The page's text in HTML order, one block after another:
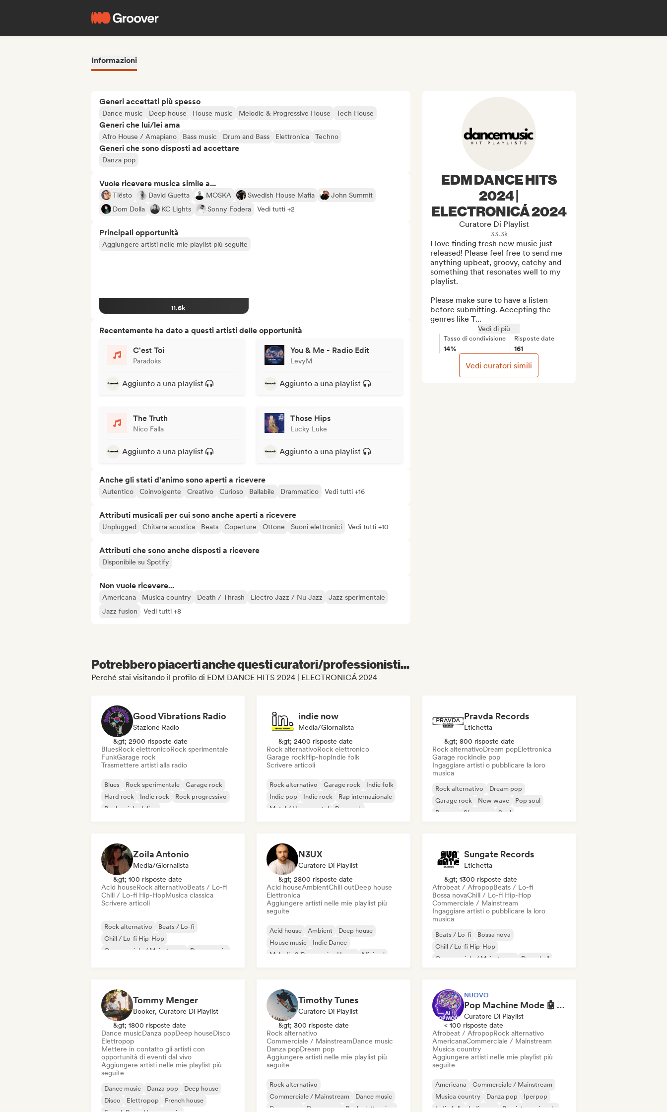
Informazioni
Generi accettati più spesso
Dance music Deep house House music Melodic & Progressive House Tech House
Generi che lui/lei ama
Afro House / Amapiano Bass music Drum and Bass Elettronica Techno
Generi che sono disposti ad accettare
Danza pop
Vuole ricevere musica simile a...
Tiësto David Guetta MOSKA Swedish House Mafia
John Summit
Dom Dolla
KC Lights Sonny Fodera Vedi tutti +2
Principali opportunità
Aggiungere artisti nelle mie playlist più seguite
11.6k
Recentemente ha dato a questi artisti delle opportunità
C'est Toi
Paradoks
Aggiunto a una playlist
You & Me - Radio Edit
LevyM
Aggiunto a una playlist
The Truth
Nico Falla
Aggiunto a una playlist
Those Hips
Lucky Luke
Aggiunto a una playlist
Anche gli stati d'animo sono aperti a ricevere
Autentico Coinvolgente Creativo Curioso Ballabile Drammatico Vedi tutti +16
Attributi musicali per cui sono anche aperti a ricevere
Unplugged Chitarra acustica Beats Coperture Ottone Suoni elettronici Vedi tutti +10
Attributi che sono anche disposti a ricevere
Disponibile su Spotify
Non vuole ricevere...
Americana Musica country Death / Thrash Electro Jazz / Nu Jazz
Jazz sperimentale
Jazz fusion
Vedi tutti +8
EDM DANCE HITS
2024 |
ELECTRONICÁ 2024
Curatore Di Playlist
33.3k
I love finding fresh new music just
released! Please feel free to send me
anything upbeat, groovy, catchy and
something that resonates well to my
playlist.
Please make sure to have a listen
before submitting. Accepting the
genres like T...
Vedi di più
Tasso di condivisione
14%
Risposte date
161
Vedi curatori simili
Potrebbero piacerti anche questi curatori/professionisti...
Perché stai visitando il profilo di EDM DANCE HITS 2024 | ELECTRONICÁ 2024
Good Vibrations Radio
Stazione Radio
&gt; 2900 risposte date
BluesRock elettronicoRock sperimentale
FunkGarage rock
Trasmettere artisti alla radio
Blues Rock sperimentale
Garage rock
Hard rock
Indie rock
Rock progressivo
Rock psichedelico
indie now
Media/Giornalista
&gt; 2400 risposte date
Rock alternativoRock elettronico
Garage rockHip-hopIndie folk
Scrivere articoli
Rock alternativo Garage rock
Indie folk
Indie pop
Indie rock
Rap internazionale
Metal / Heavy metal
Pop rock
Pravda Records
Etichetta
&gt; 800 risposte date
Rock alternativoDream popElettronica
Garage rockIndie pop
Ingaggiare artisti o pubblicare la loro
musica
Rock alternativo
Dream pop
Garage rock
New wave
Pop soul
Reggae
Shoegaze Soul
Zoila Antonio
Media/Giornalista
&gt; 100 risposte date
Acid houseRock alternativoBeats / Lo-fi
Chill / Lo-fi Hip-HopMusica classica
Scrivere articoli
Rock alternativo
Beats / Lo-fi
Chill / Lo-fi Hip-Hop
Commerciale / Mainstream
Dance music
N3UX
Curatore Di Playlist
&gt; 2800 risposte date
Acid houseAmbientChill outDeep house
Elettronica
Aggiungere artisti nelle mie playlist più
seguite
Acid house Ambient
Deep house
House music
Indie Dance
Melodic & Progressive House
Minimal
Sungate Records
Etichetta
&gt; 1300 risposte date
Afrobeat / AfropopBeats / Lo-fi
Bossa novaChill / Lo-fi Hip-Hop
Commerciale / Mainstream
Ingaggiare artisti o pubblicare la loro
musica
Beats / Lo-fi
Bossa nova
Chill / Lo-fi Hip-Hop
Commerciale / Mainstream
Dancehall
Tommy Menger
Booker, Curatore Di Playlist
&gt; 1800 risposte date
Dance musicDanza popDeep houseDisco
Elettropop
Mettere in contatto gli artisti con
opportunità di eventi dal vivo
Aggiungere artisti nelle mie playlist più
seguite
Dance music Danza pop
Deep house
Disco
Elettropop
French house
Timothy Tunes
Curatore Di Playlist
&gt; 300 risposte date
Rock alternativo
Commerciale / MainstreamDance music
Danza popDream pop
Aggiungere artisti nelle mie playlist più
seguite
Rock alternativo
Commerciale / Mainstream
Dance music
Danza pop
Dream pop Rock elettronico
NUOVO
Pop Machine Mode 🤖 AI Music, Indie Pop & Dream Pop
Curatore Di Playlist
< 100 risposte date
Afrobeat / AfropopRock alternativo
AmericanaCommerciale / Mainstream
Musica country
Aggiungere artisti nelle mie playlist più
seguite
Americana
Commerciale / Mainstream
Musica country
Danza pop
Iperpop
Indie folk
Indie pop Pop internazionale